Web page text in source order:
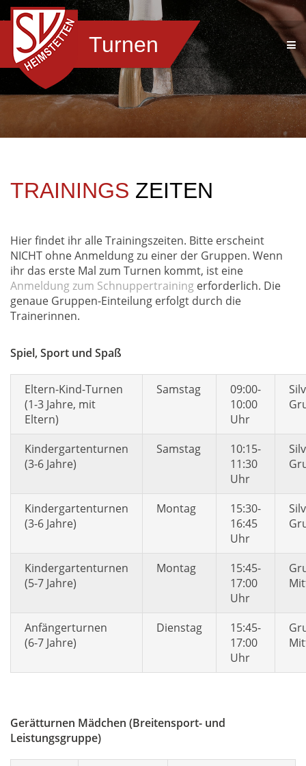
Turnen
TRAININGS ZEITEN
Hier findet ihr alle Trainingszeiten. Bitte erscheint
NICHT ohne Anmeldung zu einer der Gruppen. Wenn
ihr das erste Mal zum Turnen kommt, ist eine
Anmeldung zum Schnuppertraining erforderlich. Die
genaue Gruppen-Einteilung erfolgt durch die
Trainerinnen.
Spiel, Sport und Spaß
Eltern-Kind-Turnen
(1-3 Jahre, mit
Eltern)
Samstag
09:00-
10:00
Uhr
Kindergartenturnen
(3-6 Jahre)
Samstag
10:15-
11:30
Uhr
Kindergartenturnen
(3-6 Jahre)
Montag
15:30-
16:45
Uhr
Kindergartenturnen
(5-7 Jahre)
Montag
15:45-
17:00
Uhr
Anfängerturnen
(6-7 Jahre)
Dienstag
15:45-
17:00
Uhr
Gerätturnen Mädchen (Breitensport- und
Leistungsgruppe)